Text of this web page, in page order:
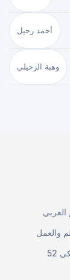
أحمد رحيل
وهبة الزحيلي
العربي
والعمل
52